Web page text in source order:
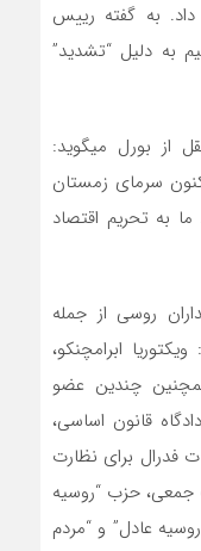
داد. به گفته رییس
به دلیل “تشدید”
از بورل میگوید:
سرمای زمستان
به تحریم اقتصاد
روسی از جمله
ابرامچنکو،
چندین عضو
قانون اساسی،
فدرال برای نظارت
جمعی، حزب “روسیه
عادل” و “مردم